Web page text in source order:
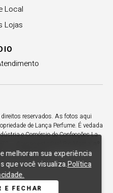
melhoram sua experiência
que você visualiza.Política
E FECHAR
Local
Lojas
reservados. As fotos aqui
de Lança Perfume. É vedada
e Comércio de Confecções La
- Criciúma/SC.